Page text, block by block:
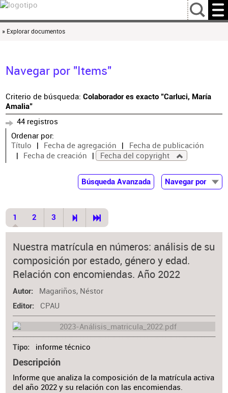
…
» Explorar documentos
Navegar por "Items"
Criterio de búsqueda: Colaborador es exacto "Carluci, María
Amalia"
44 registros
Ordenar por:
Título
Fecha de agregación
Fecha de publicación
Fecha de creación
Fecha del copyright
Búsqueda Avanzada
Navegar por
1 2 3
Nuestra matrícula en números: análisis de su
composición por estado, género y edad.
Relación con encomiendas. Año 2022
Autor Magariños, Néstor
Editor CPAU
Tipo informe técnico
Descripción
Informe que analiza la composición de la matrícula activa
del año 2022 y su relación con las encomiendas.